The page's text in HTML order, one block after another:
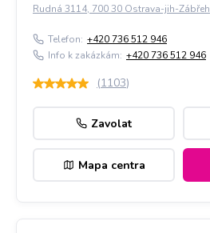
Rudná 3114, 700 30 Ostrava-jih-Zábřeh
Telefon: +420 736 512 946
Info k zakázkám: +420 736 512 946
(1103)
Zavolat
Mapa centra